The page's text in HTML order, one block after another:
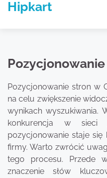
SkipHipkart
Pozycjonowanie stron w
na celu zwiększenie
wynikach wyszukiwania.
konkurencja w sieci
pozycjonowanie staje
firmy. Warto zwrócić
tego procesu. Przede
znaczenie słów